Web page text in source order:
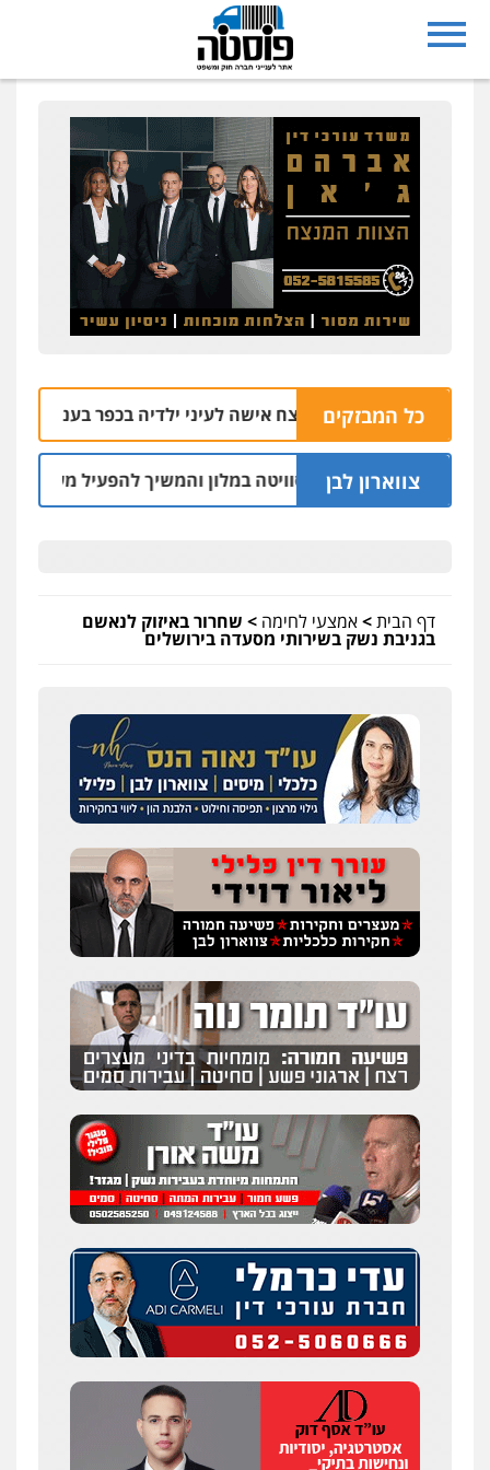
כל המבזקים
חשודים ברצח אישה לעיני ילדיה בכפר בענה 09.08 | 09:05
צווארון לבן
חשד: שכר סוויטה במלון והמשיך להפעיל מערך הפצת וקיזוז
דף הבית>אמצעי לחימה > שחרור באיזוק לנאשם
בגניבת נשק בשירותי מסעדה בירושלים